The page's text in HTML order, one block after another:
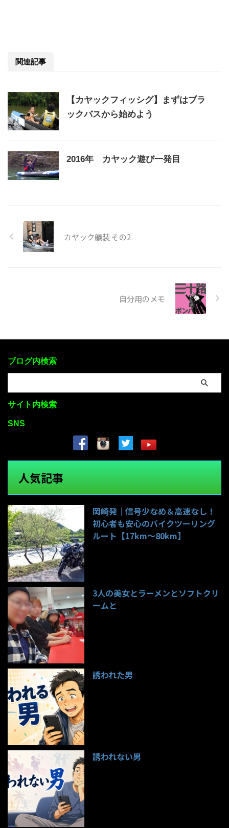
関連記事
【カヤックフィッシグ】まずはブラ
ックバスから始めよう
2016年 カヤック遊び一発目
カヤック艤装 その2
自分用のメモ
ブログ内検索
サイト内検索
SNS
人気記事
岡崎発｜信号少なめ＆高速なし！
初心者も安心のバイクツーリング
ルート【17km〜80km】
3人の美女とラーメンとソフトクリ
ームと
誘われた男
誘われない男